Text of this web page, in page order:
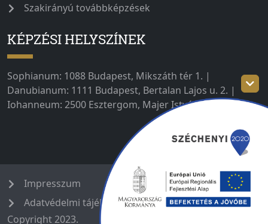
Szakirányú továbbképzések
KÉPZÉSI HELYSZÍNEK
Sophianum: 1088 Budapest, Mikszáth tér 1. |
Danubianum: 1111 Budapest, Bertalan Lajos u. 2. |
Iohanneum: 2500 Esztergom, Majer István út 1–3.
Impresszum
Adatvédelmi tájékoztató
Copyright 2023.